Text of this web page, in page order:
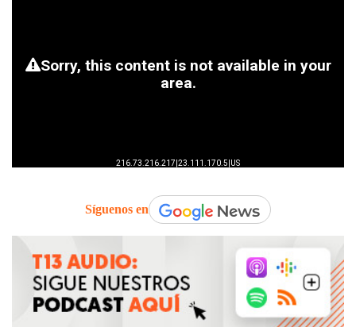
Síguenos en